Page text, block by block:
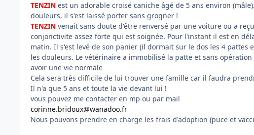
TENZIN est un adorable croisé caniche âgé de 5 ans environ
douleurs, il s'est laissé porter sans grogner !
TENZIN venait sans doute d'être renversé par une voiture ou a
conjonctivite assez forte qui est soignée. Pour l'instant il est en
matin. Il s'est levé de son panier (il dormait sur le dos les 4
les douleurs. Le vétérinaire a immobilisé la patte et sans
avoir une vie normale
Cela sera très difficile de lui trouver une famille car il faudra
Il n'a que 5 ans et toute la vie devant lui !
vous pouvez me contacter en mp ou par mail
corinne.bridoux@wanadoo.fr
Nous pouvons prendre en charge les frais d'adoption (puce et